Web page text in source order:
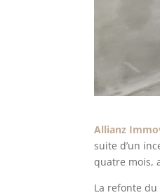
Allianz
suite d’un
quatre mois,
La refonte du